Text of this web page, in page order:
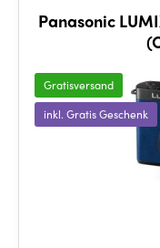
Panasonic
Gratisversand
inkl. Gratis Geschenk